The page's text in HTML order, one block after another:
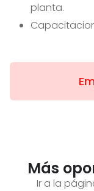
planta.
Más
Ir a la